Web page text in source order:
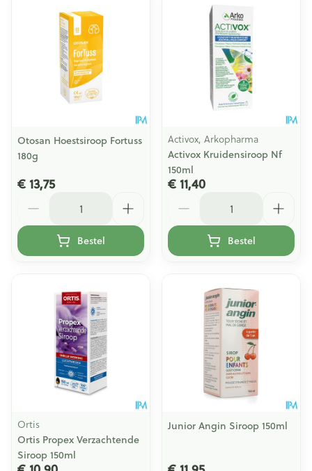
Otosan Hoestsiroop Fortuss
180g
€ 13,75
Bestel
Activox, Arkopharma
Activox Kruidensiroop Nf
150ml
€ 11,40
Bestel
Ortis
Ortis Propex Verzachtende
Siroop 150ml
Junior Angin Siroop 150ml